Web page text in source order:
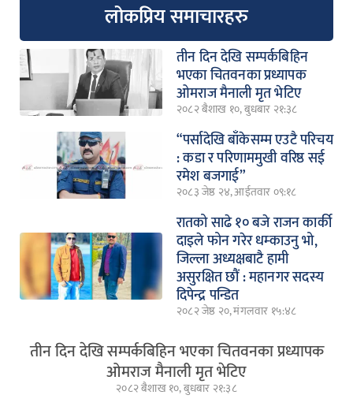
लोकप्रिय समाचारहरु
तीन दिन देखि सम्पर्कबिहिन
भएका चितवनका प्रध्यापक
ओमराज मैनाली मृत भेटिए
२०८२ बैशाख १०, बुधबार २१:३८
“पर्सादेखि बाँकेसम्म एउटै परिचय
: कडा र परिणाममुखी वरिष्ठ सई
रमेश बजगाई”
२०८३ जेष्ठ २४, आईतवार ०९:१८
रातको साढे १० बजे राजन कार्की
दाइले फोन गरेर धम्काउनु भो,
जिल्ला अध्यक्षबाटै हामी
असुरक्षित छौं : महानगर सदस्य
दिपेन्द्र पन्डित
२०८२ जेष्ठ २०, मंगलवार १५:४८
तीन दिन देखि सम्पर्कबिहिन भएका चितवनका प्रध्यापक
ओमराज मैनाली मृत भेटिए
२०८२ बैशाख १०, बुधबार २१:३८